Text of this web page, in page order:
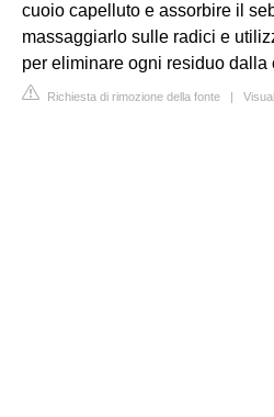
cuoio capelluto e assorbire il
massaggiarlo sulle radici e
per eliminare ogni residuo dalla
Richiesta di rimozione della fonte |